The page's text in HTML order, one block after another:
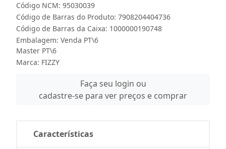
Código NCM: 95030039
Código de Barras do Produto: 7908204404736
Código de Barras da Caixa: 1000000190748
Embalagem: Venda PT\6
Master PT\6
Marca: FIZZY
Faça seu login ou
cadastre-se para ver preços e comprar
Características